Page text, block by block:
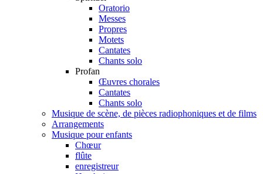
Oratorio
Messes
Propres
Motets
Cantates
Chants solo
Profan
Œuvres chorales
Cantates
Chants solo
Musique de scène, de pièces radiophoniques et de films
Arrangements
Musique pour enfants
Chœur
flûte
enregistreur